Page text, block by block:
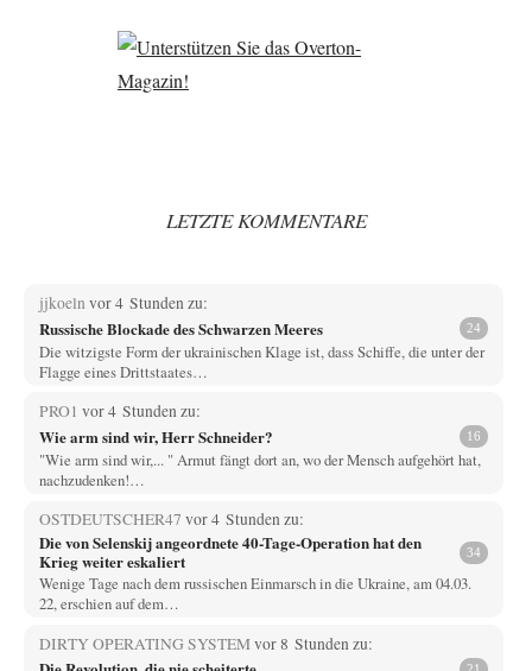
LETZTE KOMMENTARE
jjkoeln vor 4 Stunden zu:
Russische Blockade des Schwarzen Meeres 24
Die witzigste Form der ukrainischen Klage ist, dass Schiffe, die unter der
Flagge eines Drittstaates…
PRO1 vor 4 Stunden zu:
Wie arm sind wir, Herr Schneider? 16
"Wie arm sind wir,... " Armut fängt dort an, wo der Mensch aufgehört hat,
nachzudenken!…
OSTDEUTSCHER47 vor 4 Stunden zu:
Die von Selenskij angeordnete 40-Tage-Operation hat den
Krieg weiter eskaliert
34
Wenige Tage nach dem russischen Einmarsch in die Ukraine, am 04.03.
22, erschien auf dem…
DIRTY OPERATING SYSTEMvor 8 Stunden zu: